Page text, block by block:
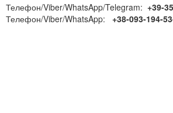
Телефон/Viber/WhatsApp/Telegram: +39-
Телефон/Viber/WhatsApp:
+38-093-194-